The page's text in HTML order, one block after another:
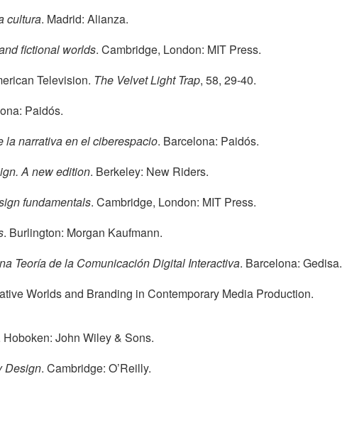
cultura. Madrid: Alianza.
fictional worlds. Cambridge, London: MIT Press.
Television. The Velvet Light Trap, 58, 29-40.
Paidós.
la narrativa en el ciberespacio. Barcelona: Paidós.
A new edition. Berkeley: New Riders.
fundamentals. Cambridge, London: MIT Press.
. Burlington: Morgan Kaufmann.
Teoría de la Comunicación Digital Interactiva. Barcelona: Gedisa.
Worlds and Branding in Contemporary Media Production.
Hoboken: John Wiley & Sons.
Design. Cambridge: O’Reilly.